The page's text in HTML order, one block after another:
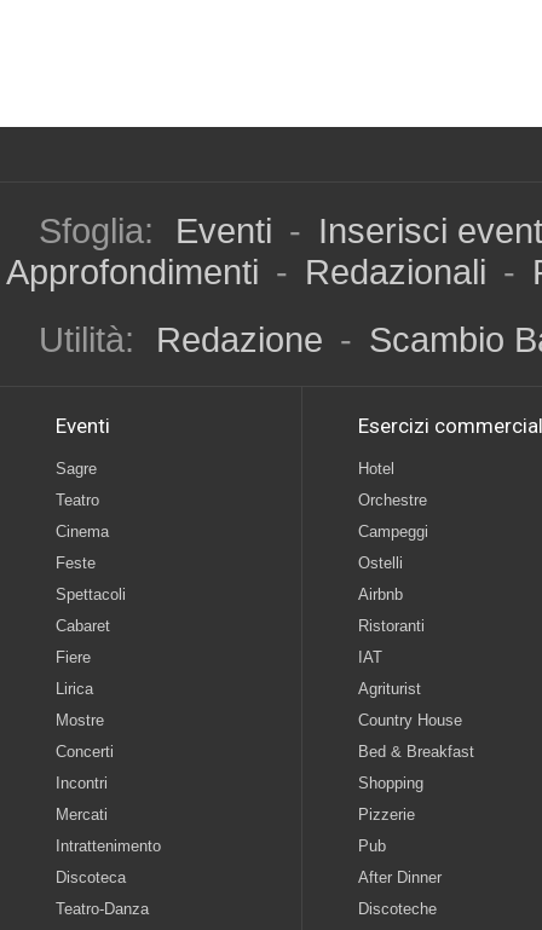
Sfoglia: Eventi - Inserisci
Approfondimenti - Redazionali -
Utilità:
Redazione - Scambio
Eventi
Sagre
Teatro
Cinema
Feste
Spettacoli
Cabaret
Fiere
Lirica
Mostre
Concerti
Incontri
Mercati
Intrattenimento
Discoteca
Teatro-Danza
Esercizi
Hotel
Orchestre
Campeggi
Ostelli
Airbnb
Ristoranti
IAT
Agriturist
Country House
Bed & Breakfast
Shopping
Pizzerie
Pub
After Dinner
Discoteche